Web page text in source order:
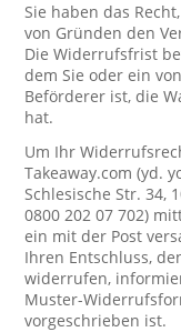
Sie haben das
von Gründen den
Die Widerrufsfrist
dem Sie oder ein
Beförderer ist, die
hat.
Um Ihr
Takeaway.com (yd.
Schlesische Str. 34,
0800 202 07 702)
ein mit der Post
Ihren Entschluss,
widerrufen,
Muster-
vorgeschrieben ist.